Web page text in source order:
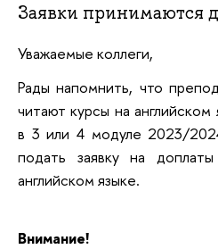
Заявки принимаются
Уважаемые коллеги,
Рады напомнить, что
читают курсы на
в 3 или 4 модуле 2023/
подать заявку на
английском языке.
Внимание!